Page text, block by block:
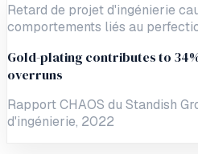
Retard de projet d'ingénierie
comportements liés au
Gold-plating contributes to
overruns
Rapport CHAOS du Standish
d'ingénierie, 2022